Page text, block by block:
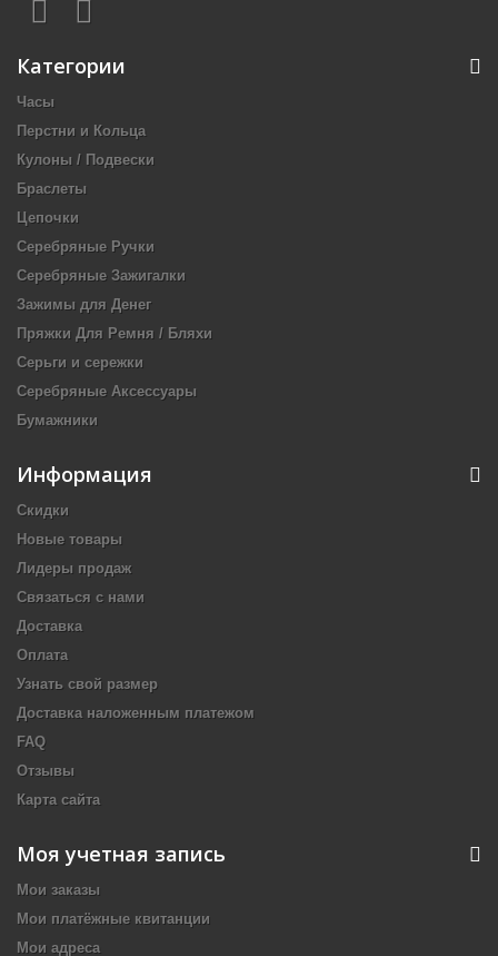
Категории
Часы
Перстни и Кольца
Кулоны / Подвески
Браслеты
Цепочки
Серебряные Ручки
Серебряные Зажигалки
Зажимы для Денег
Пряжки Для Ремня / Бляхи
Серьги и сережки
Серебряные Аксессуары
Бумажники
Информация
Скидки
Новые товары
Лидеры продаж
Связаться с нами
Доставка
Оплата
Узнать свой размер
Доставка наложенным платежом
FAQ
Отзывы
Карта сайта
Моя учетная запись
Мои заказы
Мои платёжные квитанции
Мои адреса